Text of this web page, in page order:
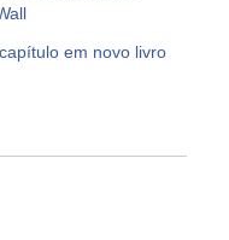
em novo livro